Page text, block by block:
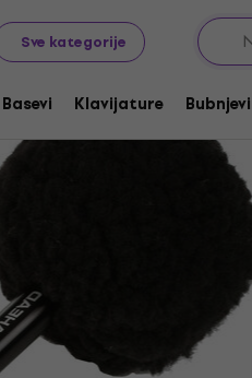
Sve kategorije
Basevi Klavijature Bubnjevi
Rezervni djelovi za bubnjeve